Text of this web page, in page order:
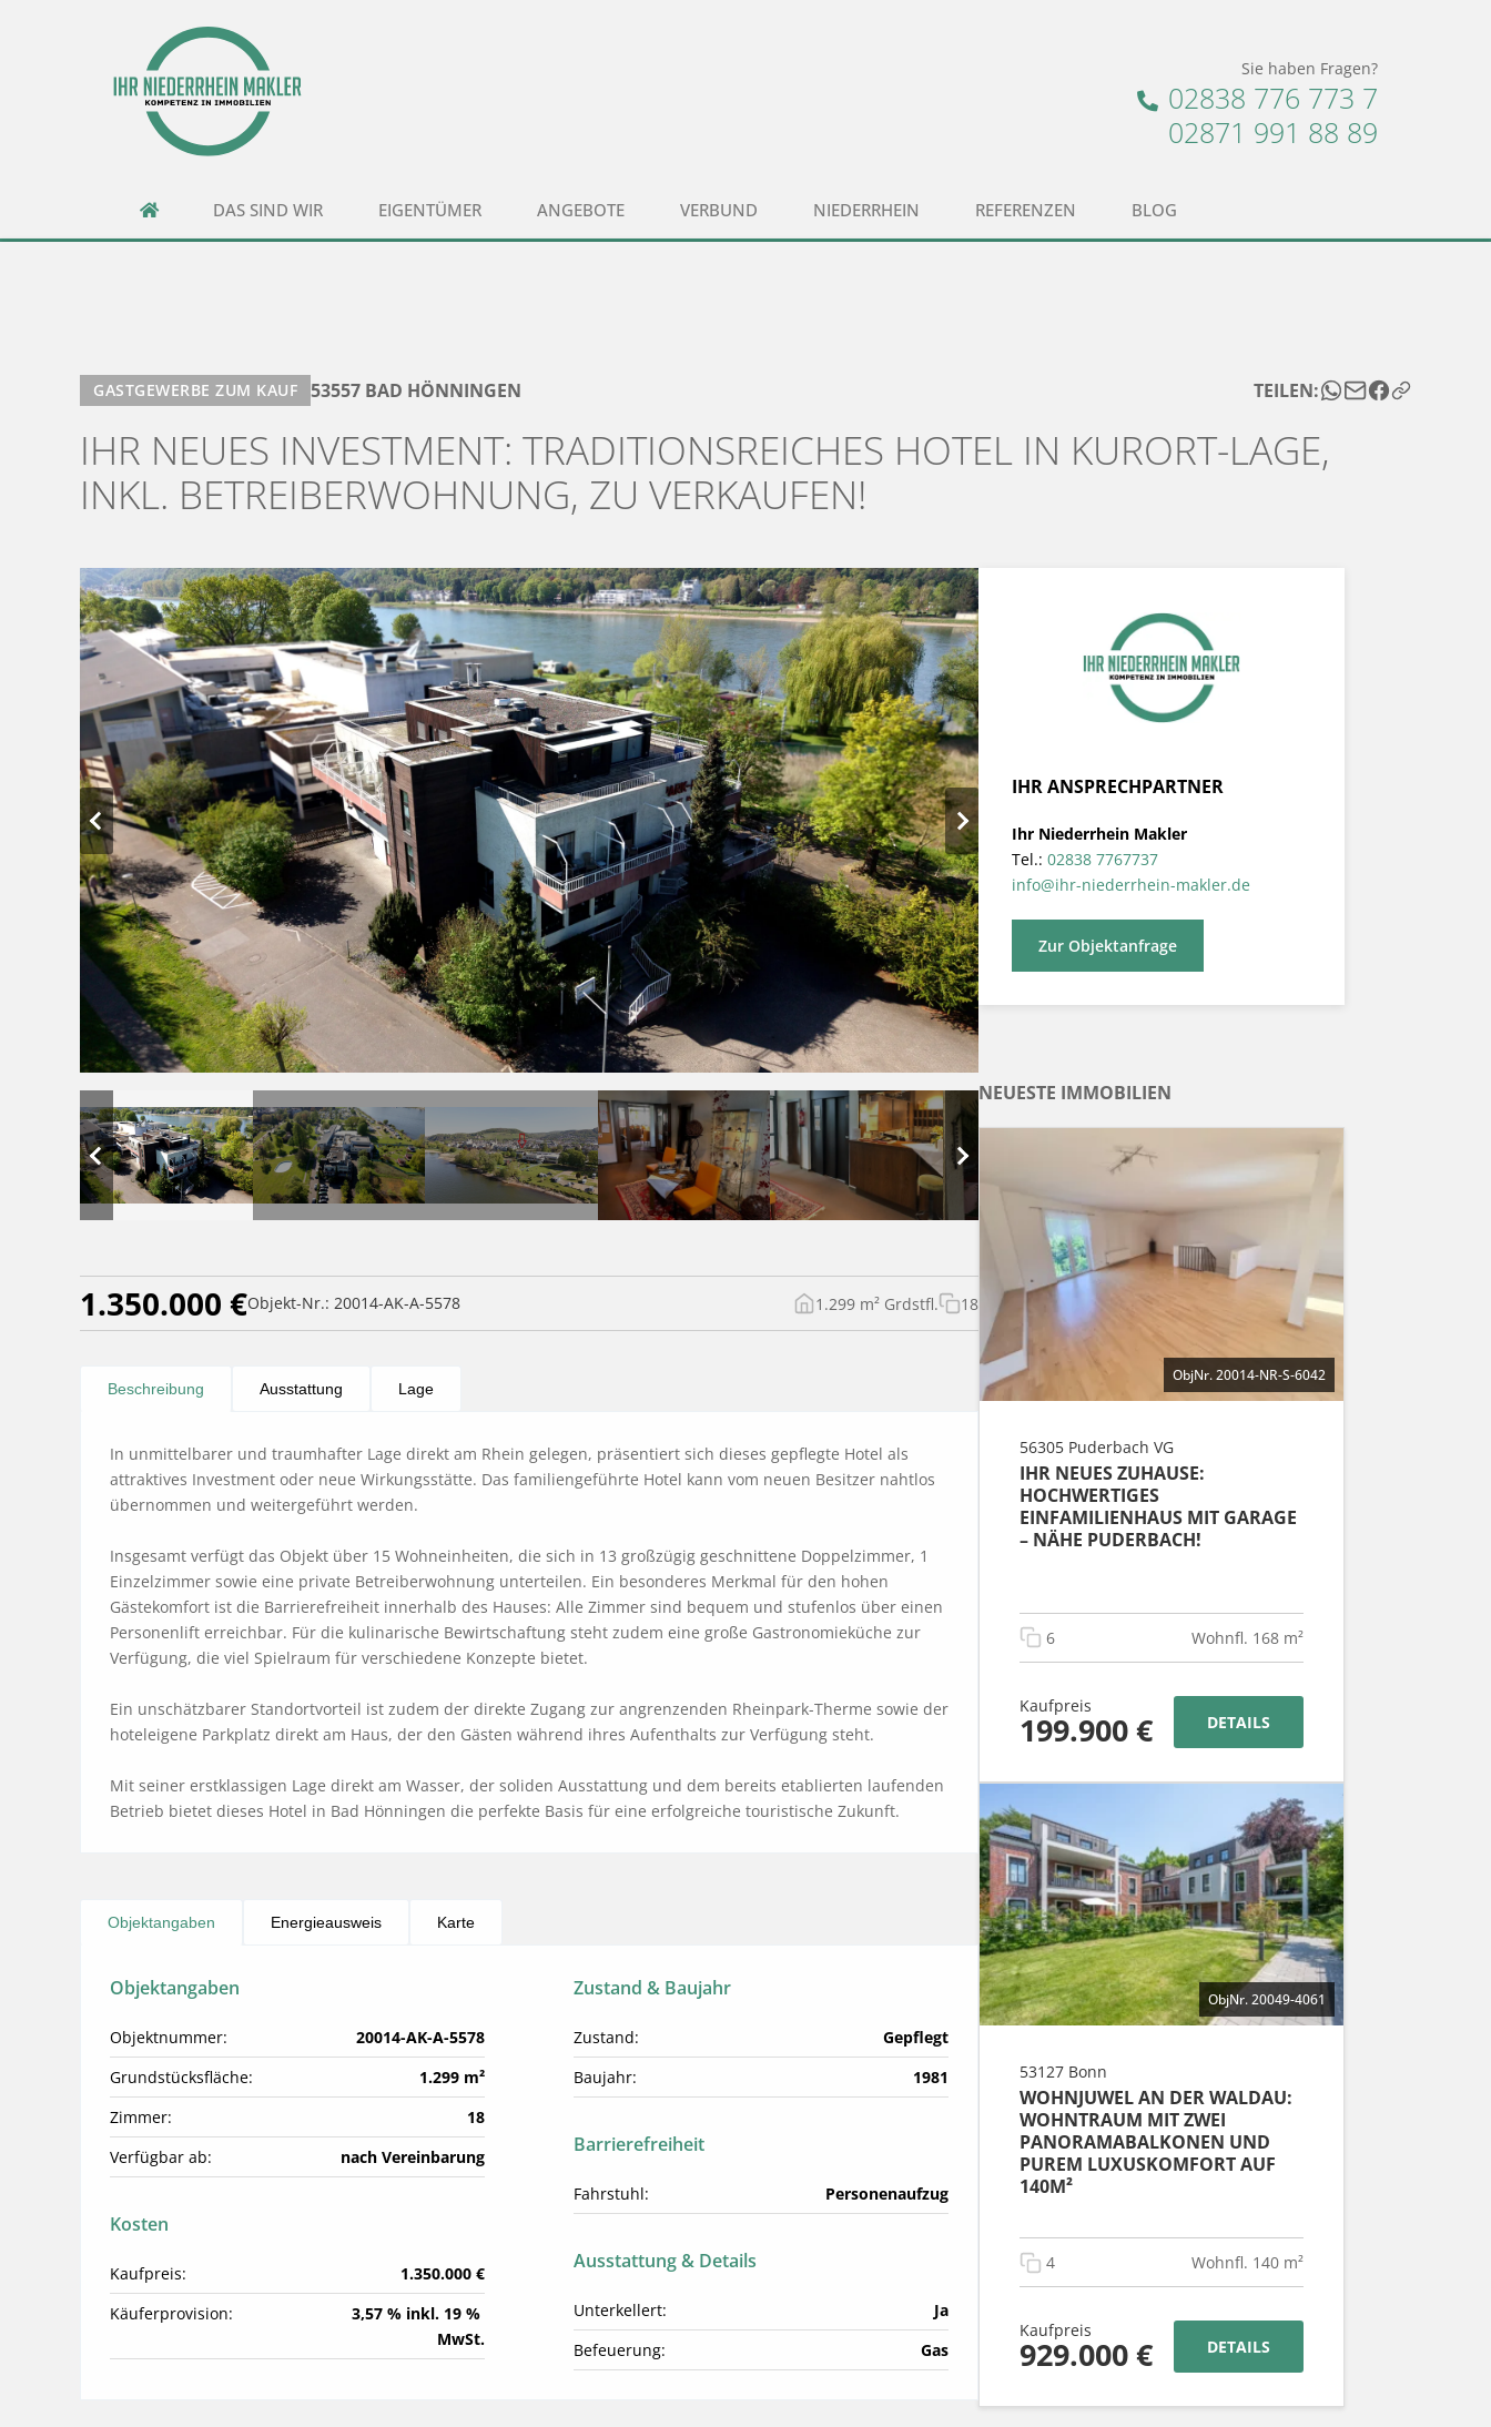
Sie haben Fragen?
02838 776 773 7
02871 991 88 89
DAS SIND WIR EIGENTÜMER ANGEBOTE VERBUND NIEDERRHEIN REFERENZEN BLOG
GASTGEWERBE ZUM KAUF 53557 BAD HÖNNINGEN TEILEN:
IHR NEUES INVESTMENT: TRADITIONSREICHES HOTEL IN KURORT-LAGE,
INKL. BETREIBERWOHNUNG, ZU VERKAUFEN!
1.350.000 €Objekt-Nr.: 20014-AK-A-5578 1.299 m² Grdstfl. 18
Beschreibung Ausstattung Lage
In unmittelbarer und traumhafter Lage direkt am Rhein gelegen, präsentiert sich dieses gepflegte Hotel als
attraktives Investment oder neue Wirkungsstätte. Das familiengeführte Hotel kann vom neuen Besitzer nahtlos
übernommen und weitergeführt werden.
Insgesamt verfügt das Objekt über 15 Wohneinheiten, die sich in 13 großzügig geschnittene Doppelzimmer, 1
Einzelzimmer sowie eine private Betreiberwohnung unterteilen. Ein besonderes Merkmal für den hohen
Gästekomfort ist die Barrierefreiheit innerhalb des Hauses: Alle Zimmer sind bequem und stufenlos über einen
Personenlift erreichbar. Für die kulinarische Bewirtschaftung steht zudem eine große Gastronomieküche zur
Verfügung, die viel Spielraum für verschiedene Konzepte bietet.
Ein unschätzbarer Standortvorteil ist zudem der direkte Zugang zur angrenzenden Rheinpark-Therme sowie der
hoteleigene Parkplatz direkt am Haus, der den Gästen während ihres Aufenthalts zur Verfügung steht.
Mit seiner erstklassigen Lage direkt am Wasser, der soliden Ausstattung und dem bereits etablierten laufenden
Betrieb bietet dieses Hotel in Bad Hönningen die perfekte Basis für eine erfolgreiche touristische Zukunft.
Objektangaben Energieausweis Karte
Objektangaben
Objektnummer:
20014-AK-A-5578
Grundstücksfläche:
1.299 m²
Zimmer:
18
Verfügbar ab:
nach Vereinbarung
Kosten
Kaufpreis:
1.350.000 €
Käuferprovision:
3,57 % inkl. 19 %
MwSt.
Zustand & Baujahr
Zustand:
Gepflegt
Baujahr:
1981
Barrierefreiheit
Fahrstuhl: Personenaufzug
Ausstattung & Details
Unterkellert:
Ja
Befeuerung:
Gas
IHR ANSPRECHPARTNER
Ihr Niederrhein Makler
Tel.: 02838 7767737
info@ihr-niederrhein-makler.de
Zur Objektanfrage
NEUESTE IMMOBILIEN
ObjNr. 20014-NR-S-6042
56305 Puderbach VG
IHR NEUES ZUHAUSE:
HOCHWERTIGES
EINFAMILIENHAUS MIT GARAGE
– NÄHE PUDERBACH!
6 Wohnfl. 168 m²
Kaufpreis
199.900 € DETAILS
ObjNr. 20049-4061
53127 Bonn
WOHNJUWEL AN DER WALDAU:
WOHNTRAUM MIT ZWEI
PANORAMABALKONEN UND
PUREM LUXUSKOMFORT AUF
140M²
4 Wohnfl. 140 m²
Kaufpreis
929.000 € DETAILS